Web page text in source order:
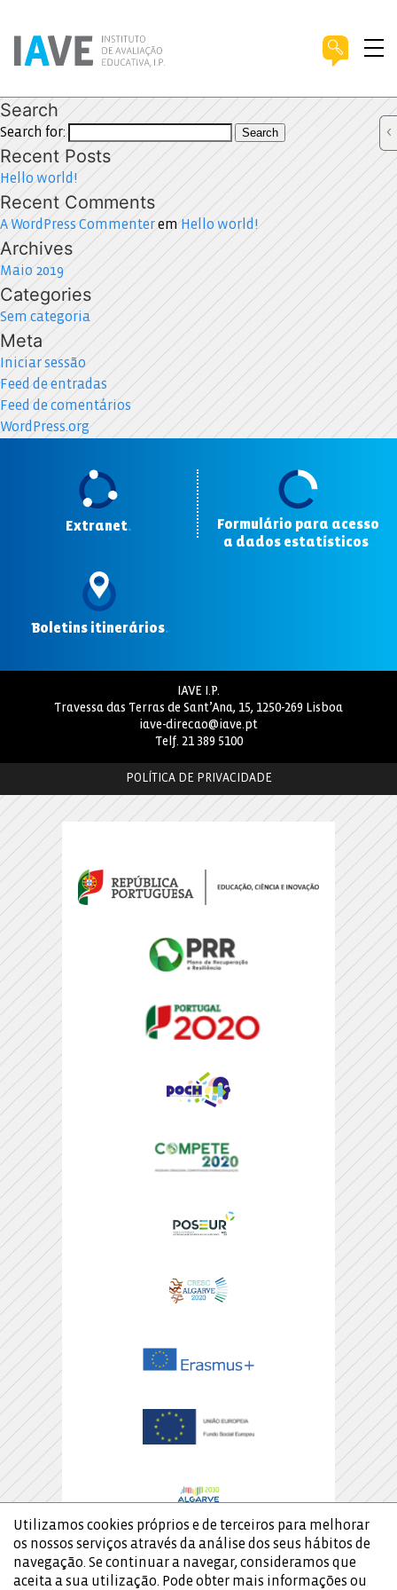
Search
Search for: Search
Recent Posts
Hello world!
Recent Comments
A WordPress Commenterem Hello world!
Archives
Maio 2019
Categories
Sem categoria
Meta
Iniciar sessão
Feed de entradas
Feed de comentários
WordPress.org
Extranet.
Formulário para acesso
a dados estatísticos
Boletins itinerários.
IAVE I.P.
Travessa das Terras de Sant’Ana, 15, 1250-269 Lisboa
iave-direcao@iave.pt
Telf. 21 389 5100
POLÍTICA DE PRIVACIDADE
Utilizamos cookies próprios e de terceiros para melhorar
os nossos serviços através da análise dos seus hábitos de
navegação. Se continuar a navegar, consideramos que
aceita a sua utilização. Pode obter mais informações ou